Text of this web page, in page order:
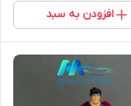
افزودن به سبد